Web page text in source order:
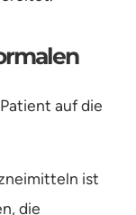
auf die
ist
die